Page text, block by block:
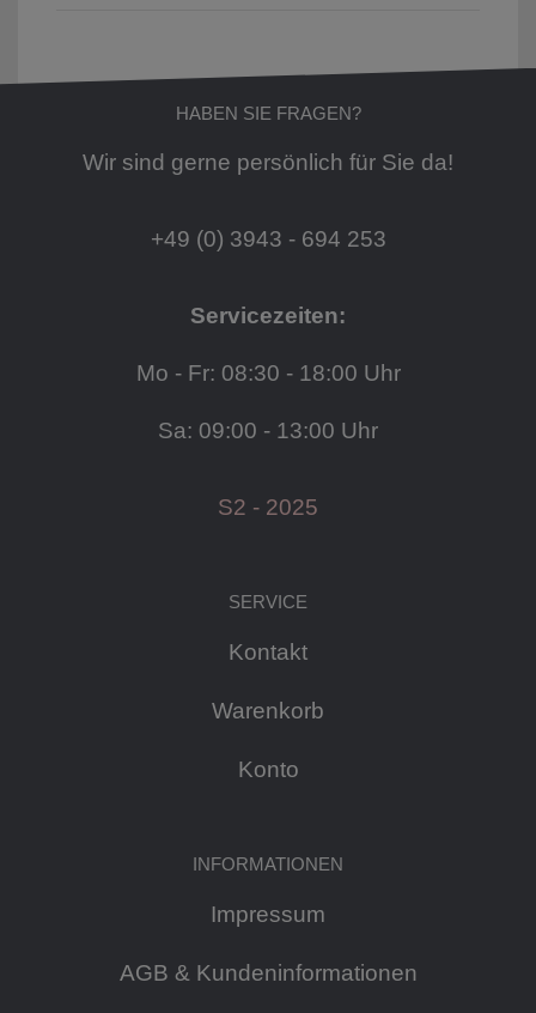
HABEN SIE FRAGEN?
Wir sind gerne persönlich für Sie da!
+49 (0) 3943 - 694 253
Servicezeiten:
Mo - Fr: 08:30 - 18:00 Uhr
Sa: 09:00 - 13:00 Uhr
S2 - 2025
SERVICE
Kontakt
Warenkorb
Konto
INFORMATIONEN
Impressum
AGB & Kundeninformationen